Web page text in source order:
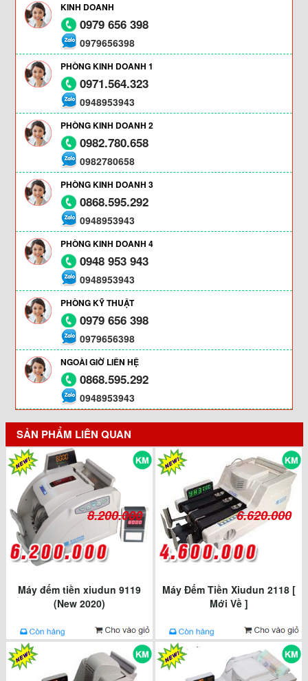
KINH DOANH
0979 656 398
0979656398
PHÒNG KINH DOANH 1
0971.564.323
0948953943
PHÒNG KINH DOANH 2
0982.780.658
0982780658
PHÒNG KINH DOANH 3
0868.595.292
0948953943
PHÒNG KINH DOANH 4
0948 953 943
0948953943
PHÒNG KỸ THUẬT
0979 656 398
0979656398
NGOÀI GIỜ LIÊN HỆ
0868.595.292
0948953943
SẢN PHẨM LIÊN QUAN
8.200.000
Máy đếm tiền xiudun 9119
(New 2020)
6.620.000
Máy Đếm Tiền Xiudun 2118 [
Mới Về ]